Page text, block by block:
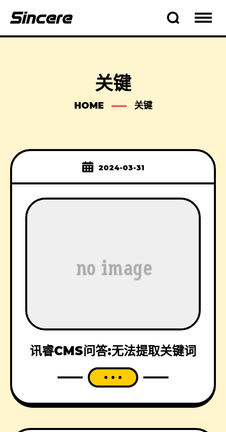
关键
HOME 关键
2024-03-31
讯睿CMS问答:无法提取关键词